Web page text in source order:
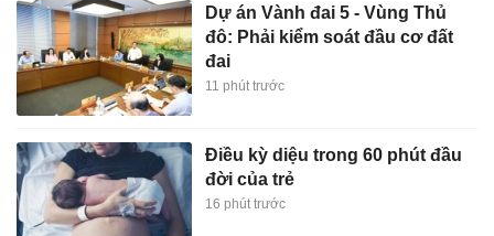
Dự án Vành đai 5 - Vùng Thủ
đô: Phải kiểm soát đầu cơ đất
đai
11 phút trước
Điều kỳ diệu trong 60 phút đầu
đời của trẻ
16 phút trước